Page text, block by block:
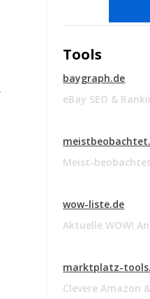
Tools
baygraph.de
eBay SEO &
Meist-
wow-liste.de
Aktuelle WOW!
marktplatz-
Clevere Amazon